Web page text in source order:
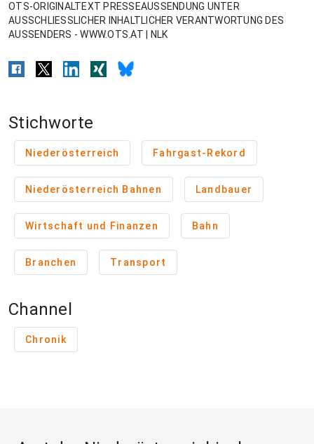
OTS-ORIGINALTEXT PRESSEAUSSENDUNG UNTER
AUSSCHLIESSLICHER INHALTLICHER VERANTWORTUNG DES
AUSSENDERS - WWW.OTS.AT | NLK
Stichworte
Niederösterreich Fahrgast-Rekord
Niederösterreich Bahnen Landbauer
Wirtschaft und Finanzen Bahn
Branchen Transport
Channel
Chronik